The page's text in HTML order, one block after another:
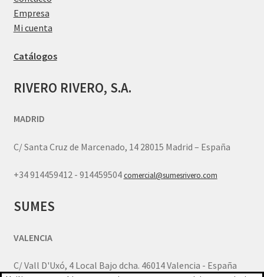
Empresa
Mi cuenta
Catálogos
RIVERO RIVERO, S.A.
MADRID
C/ Santa Cruz de Marcenado, 14 28015 Madrid – España
+34 914459412 - 914459504comercial@sumesrivero.com
SUMES
VALENCIA
C/ Vall D'Uxó, 4 Local Bajo dcha. 46014 Valencia - España